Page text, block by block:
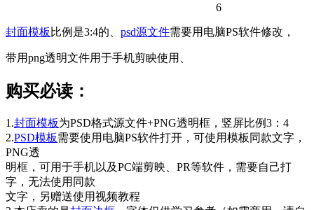
6
封面模板 比例是3:4的、 psd源文件需要用电脑PS软件修改，
带用png透明文件用于手机剪眏使用、
购买必读：
1.封面模板为PSD格式源文件+PNG透明框，竖屏比例3：4
2.PSD模板需要使用电脑PS软件打开，可使用模板同款文字，
PNG透
明框，可用于手机以及PC端剪映、PR等软件，需要自己打
字，无法使用同款
文字，另赠送使用视频教程